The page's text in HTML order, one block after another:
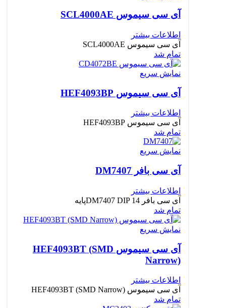
آی سی سیموس SCL4000AE
اطلاعات بیشتر
آی سی سیموس SCL4000AE
تمام شد
نمایش سریع
آی سی سیموس HEF4093BP
اطلاعات بیشتر
آی سی سیموس HEF4093BP
تمام شد
نمایش سریع
آی سی بافر DM7407
اطلاعات بیشتر
آی سی بافر DM7407 DIP 14پایه
تمام شد
نمایش سریع
آی سی سیموس HEF4093BT (SMD
Narrow)
اطلاعات بیشتر
آی سی سیموس HEF4093BT (SMD Narrow)
تمام شد